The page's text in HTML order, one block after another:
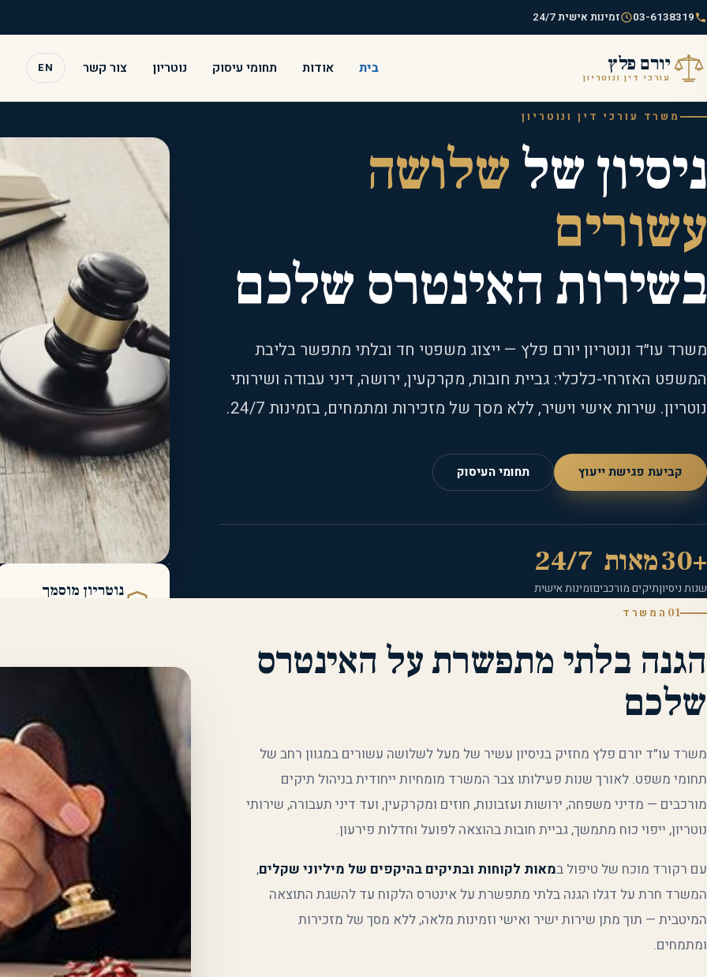
03-6138319 זמינות אישית 24/7
יורם פלץ
עורכי דין ונוטריון בית אודות תחומי עיסוק נוטריון צור קשר EN
משרד עורכי דין ונוטריון
ניסיון שלשלושה
עשורים
בשירות האינטרס שלכם
משרד עו״ד ונוטריון יורם פלץ — ייצוג משפטי חד ובלתי מתפשר בליבת
המשפט האזרחי-כלכלי: גביית חובות, מקרקעין, ירושה, דיני עבודה ושירותי
נוטריון. שירות אישי וישיר, ללא מסך של מזכירות ומתמחים, בזמינות 24/7.
קביעת פגישת ייעוץ תחומי העיסוק
+30
שנות ניסיון
מאות
תיקים מורכבים
24/7
זמינות אישית נוטריון מוסמך
01 המשרד
הגנה בלתי מתפשרת על האינטרס
שלכם
משרד עו״ד יורם פלץ מחזיק בניסיון עשיר של מעל לשלושה עשורים במגוון רחב של
תחומי משפט. לאורך שנות פעילותו צבר המשרד מומחיות ייחודית בניהול תיקים
מורכבים — מדיני משפחה, ירושות ועזבונות, חוזים ומקרקעין, ועד דיני תעבורה, שירותי
נוטריון, ייפוי כוח מתמשך, גביית חובות בהוצאה לפועל וחדלות פירעון.
עם רקורד מוכח של טיפול במאות לקוחות ובתיקים בהיקפים של מיליוני שקלים,
המשרד חרת על דגלו הגנה בלתי מתפשרת על אינטרס הלקוח עד להשגת התוצאה
המיטבית — תוך מתן שירות ישיר ואישי וזמינות מלאה, ללא מסך של מזכירות
ומתמחים.